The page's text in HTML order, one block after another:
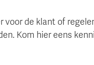
de klant of
Kom hier eens